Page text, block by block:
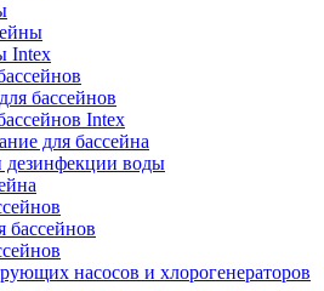
Intex
бассейнов
Intex
для бассейна
дезинфекции воды
бассейнов
насосов и хлорогенераторов